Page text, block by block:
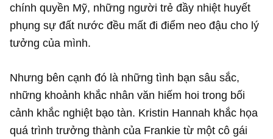
chính quyền Mỹ, những người trẻ đầy nhiệt huyết
phụng sự đất nước đều mất đi điểm neo đậu cho lý
tưởng của mình.
Nhưng bên cạnh đó là những tình bạn sâu sắc,
những khoảnh khắc nhân văn hiếm hoi trong bối
cảnh khắc nghiệt bạo tàn. Kristin Hannah khắc họa
quá trình trưởng thành của Frankie từ một cô gái